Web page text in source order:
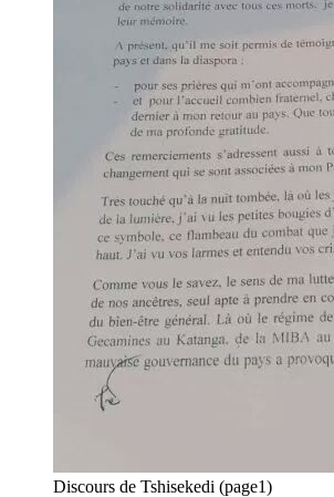
Discours de Tshisekedi (page1)